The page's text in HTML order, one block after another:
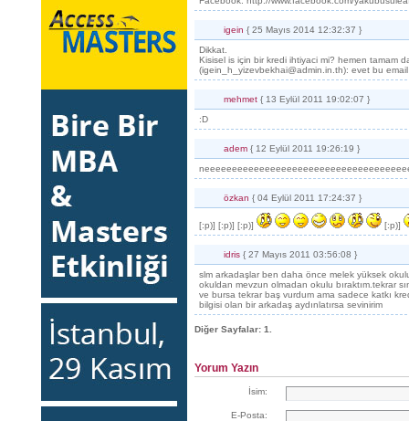
igein { 25 Mayıs 2014 12:32:37 }
Dikkat.
Kisisel is için bir kredi ihtiyaci mi? hemen tamam
(igein_h_yizevbekhai@admin.in.th): evet bu
mehmet{ 13 Eylül 2011 19:02:07 }
:D
adem{ 12 Eylül 2011 19:26:19 }
özkan { 04 Eylül 2011 17:24:37 }
[:p)] [:p)] [:p)] [:p)]
idris{ 27 Mayıs 2011 03:56:08 }
slm arkadaşlar ben daha önce melek yüksek
okuldan mevzun olmadan okulu bıraktım.tekrar
ve bursa tekrar baş vurdum ama sadece katkı
bilgisi olan bir arkadaş aydınlatırsa sevinirim
Diğer Sayfalar: 1.
Yorum Yazın
İsim:
E-Posta: